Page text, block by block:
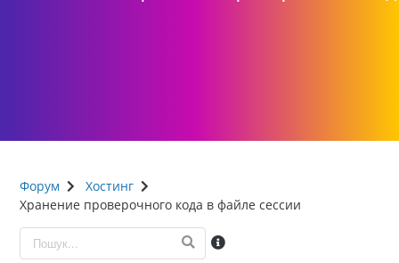
Форум
Хостинг
Хранение проверочного кода в файле сессии